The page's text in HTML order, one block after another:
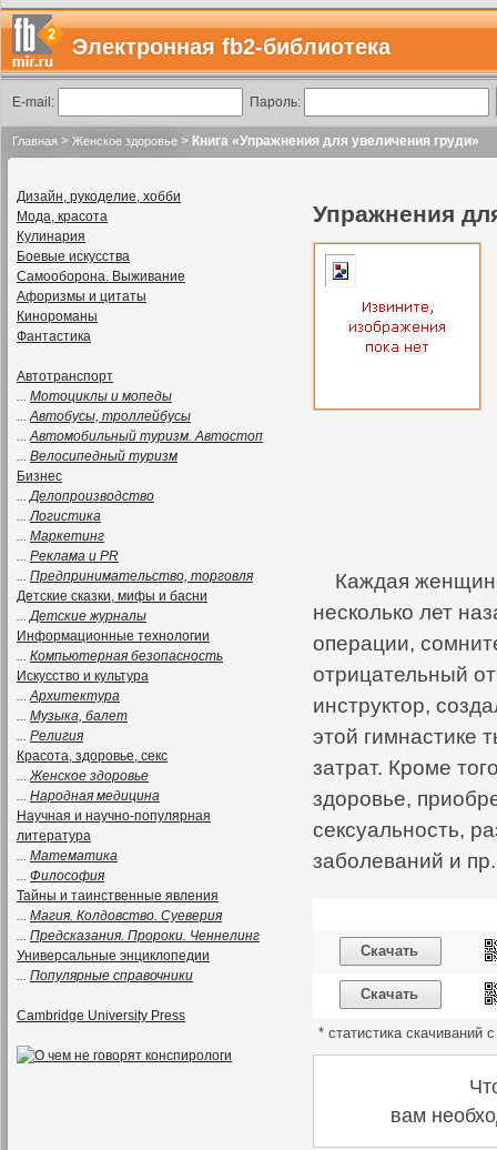
Электронная fb2-библиотека
E-mail: Пароль:
Главная > Женское здоровье > Книга «Упражнения для увеличения груди»
Дизайн, рукоделие, хобби
Мода, красота
Кулинария
Боевые искусства
Самооборона. Выживание
Афоризмы и цитаты
Кинороманы
Фантастика
Автотранспорт
... Мотоциклы и мопеды
...Автобусы, троллейбусы
...Автомобильный туризм. Автостоп
... Велосипедный туризм
Бизнес
...Делопроизводство
...Логистика
... Маркетинг
... Реклама и PR
... Предпринимательство, торговля
Детские сказки, мифы и басни
...Детские журналы
Информационные технологии
... Компьютерная безопасность
Искусство и культура
...Архитектура
... Музыка, балет
... Религия
Красота, здоровье, секс
...Женское здоровье
... Народная медицина
Научная и научно-популярная
литература
... Математика
... Философия
Тайны и таинственные явления
... Магия. Колдовство. Суеверия
... Предсказания. Пророки. Ченнелинг
Универсальные энциклопедии
... Популярные справочники
Cambridge University Press
Упражнения
Каждая
несколько лет
операции,
отрицательный
инструктор,
этой гимнастике
затрат. Кроме
здоровье,
сексуальность,
заболеваний и пр.
Скачать
Скачать
* статистика скачиваний
вам